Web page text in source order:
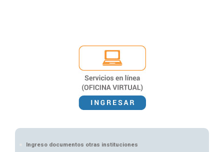
Ingreso documentos otras instituciones